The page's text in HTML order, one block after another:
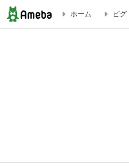
新設定商品紹介(ルノールー
ホーム ピグ